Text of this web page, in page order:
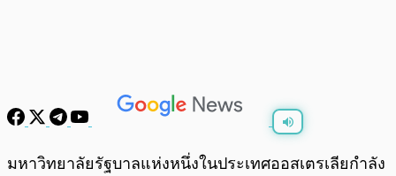
พร้อมเล่น /0:00
มหาวิทยาลัยรัฐบาลแห่งหนึ่งในประเทศออสเตรเลียกำลัง